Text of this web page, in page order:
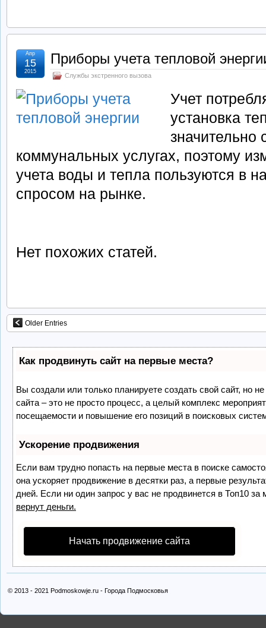
Приборы учета тепловой
Службы экстренного вызова
Апр
15
2015
Учет
установка
значительно
коммунальных услугах, поэтому
учета воды и тепла пользуются в
спросом на рынке.
Нет похожих статей.
Older Entries
Как продвинуть сайт на первые места?
Вы создали или только планируете создать свой сайт, но
сайта – это не просто процесс, а целый комплекс
посещаемости и повышение его позиций в поисковых
Ускорение продвижения
Если вам трудно попасть на первые места в поиске
она ускоряет продвижение в десятки раз, а первые
дней. Если ни один запрос у вас не продвинется в Топ10 за
вернут деньги.
Начать продвижение сайта
© 2013 - 2021 Podmoskowje.ru - Города Подмосковья